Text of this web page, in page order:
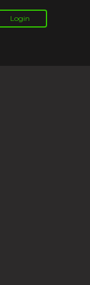
Login